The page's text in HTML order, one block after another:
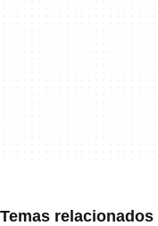
Temas relacionados